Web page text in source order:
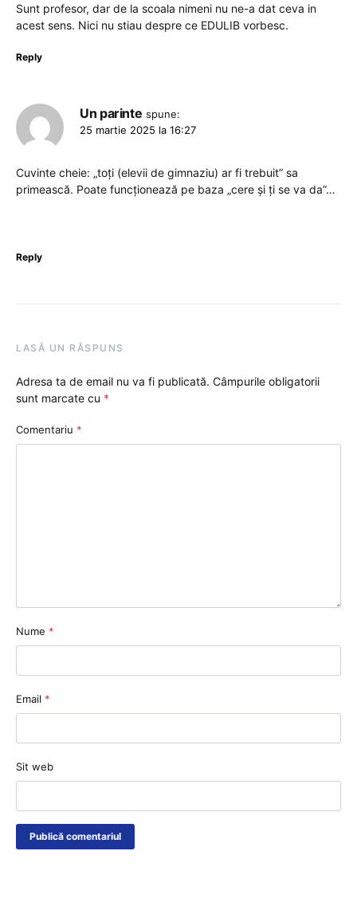
Sunt profesor, dar de la scoala nimeni nu ne-a dat ceva in
acest sens. Nici nu stiau despre ce EDULIB vorbesc.
Reply
Un parinte spune:
25 martie 2025 la 16:27
Cuvinte cheie: „toți (elevii de gimnaziu) ar fi trebuit” sa
primească. Poate funcționează pe baza „cere și ți se va da”…
Reply
LASĂ UN RĂSPUNS
Adresa ta de email nu va fi publicată. Câmpurile obligatorii
sunt marcate cu *
Comentariu *
Nume *
Email *
Sit web